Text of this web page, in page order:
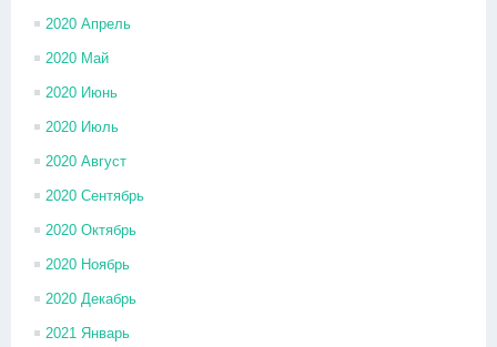
2020 Апрель
2020 Май
2020 Июнь
2020 Июль
2020 Август
2020 Сентябрь
2020 Октябрь
2020 Ноябрь
2020 Декабрь
2021 Январь